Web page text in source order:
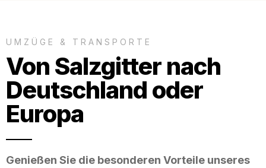
UMZÜGE & TRANSPORTE
Von Salzgitter nach
Deutschland oder
Europa
Genießen Sie die besonderen Vorteile unseres